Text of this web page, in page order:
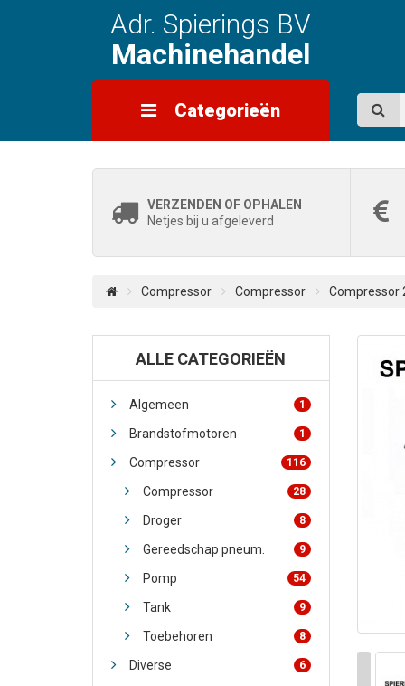
Adr. Spierings BV
Machinehandel
Categorieën
VERZENDEN OF OPHALEN
Netjes bij u afgeleverd
Compressor Compressor Compressor
ALLE CATEGORIEËN
Algemeen 1
Brandstofmotoren 1
Compressor 116
Compressor 28
Droger 8
Gereedschap pneum. 9
Pomp 54
Tank 9
Toebehoren 8
Diverse 6